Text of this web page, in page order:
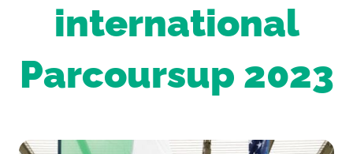
international
Parcoursup 2023